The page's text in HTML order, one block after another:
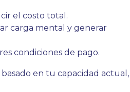
el costo total.
carga mental y generar
condiciones de pago.
en tu capacidad actual,